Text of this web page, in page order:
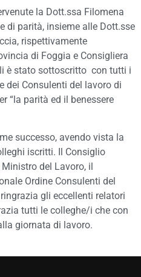
la Dott.ssa Filomena
di parità, insieme alle Dott.sse
rispettivamente
di Foggia e Consigliera
è stato sottoscritto con tutti i
dei Consulenti del lavoro di
“la parità ed il benessere
successo, avendo vista la
iscritti. Il Consiglio
del Lavoro, il
Ordine Consulenti del
gli eccellenti relatori
tutti le colleghe/i che con
giornata di lavoro.